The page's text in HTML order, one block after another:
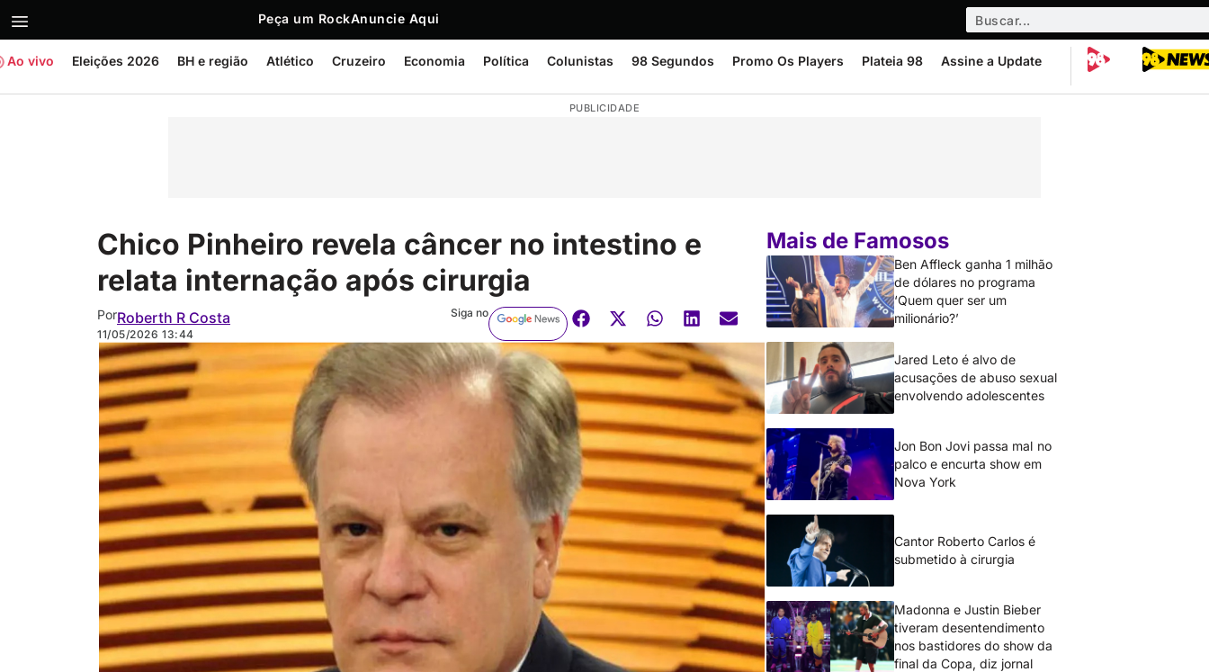
Peça um RockAnuncie Aqui
Ao vivo Eleições 2026 BH e região Atlético Cruzeiro Economia Política Colunistas 98 Segundos Promo Os Players Plateia 98 Assine a Update
PUBLICIDADE
Chico Pinheiro revela câncer no intestino e
relata internação após cirurgia
PorRoberth R Costa
11/05/2026 13:44
Siga no
Mais de Famosos
Ben Affleck ganha 1 milhão
de dólares no programa
‘Quem quer ser um
milionário?’
Jared Leto é alvo de
acusações de abuso sexual
envolvendo adolescentes
Jon Bon Jovi passa mal no
palco e encurta show em
Nova York
Cantor Roberto Carlos é
submetido à cirurgia
Madonna e Justin Bieber
tiveram desentendimento
nos bastidores do show da
final da Copa, diz jornal